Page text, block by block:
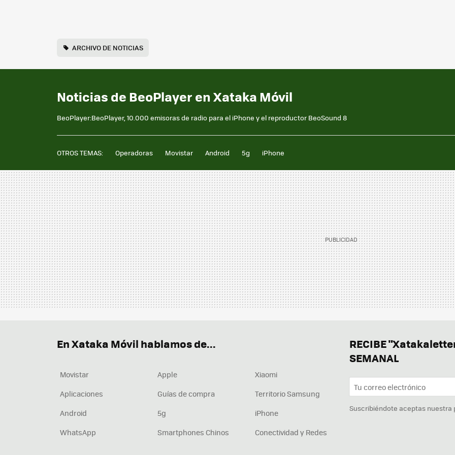
ARCHIVO DE NOTICIAS
Noticias de BeoPlayer en Xataka Móvil
BeoPlayer:BeoPlayer, 10.000 emisoras de radio para el iPhone y el reproductor BeoSound 8
OTROS TEMAS: Operadoras Movistar Android 5g iPhone
RECIBE
SEMANAL
Suscribiéndote aceptas nuestra
En Xataka Móvil hablamos de...
Movistar Apple
Xiaomi
Aplicaciones
Guías de compra
Territorio Samsung
Android
5g
iPhone
WhatsApp
Smartphones Chinos Conectividad y Redes